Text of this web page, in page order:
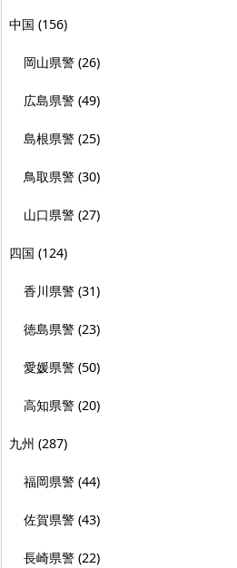
中国 (156)
岡山県警 (26)
広島県警 (49)
島根県警 (25)
鳥取県警 (30)
山口県警 (27)
四国 (124)
香川県警 (31)
徳島県警 (23)
愛媛県警 (50)
高知県警 (20)
九州 (287)
福岡県警 (44)
佐賀県警 (43)
長崎県警 (22)